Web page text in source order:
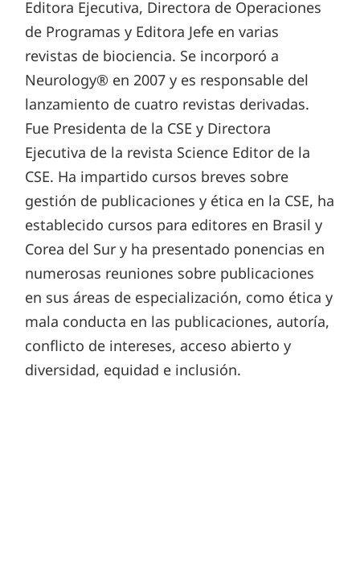
Editora Ejecutiva, Directora de Operaciones
de Programas y Editora Jefe en varias
revistas de biociencia. Se incorporó a
Neurology® en 2007 y es responsable del
lanzamiento de cuatro revistas derivadas.
Fue Presidenta de la CSE y Directora
Ejecutiva de la revista Science Editor de la
CSE. Ha impartido cursos breves sobre
gestión de publicaciones y ética en la CSE, ha
establecido cursos para editores en Brasil y
Corea del Sur y ha presentado ponencias en
numerosas reuniones sobre publicaciones
en sus áreas de especialización, como ética y
mala conducta en las publicaciones, autoría,
conflicto de intereses, acceso abierto y
diversidad, equidad e inclusión.